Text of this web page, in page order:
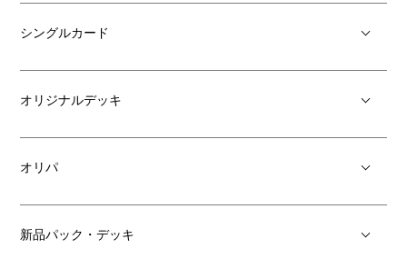
シングルカード
オリジナルデッキ
オリパ
新品パック・デッキ